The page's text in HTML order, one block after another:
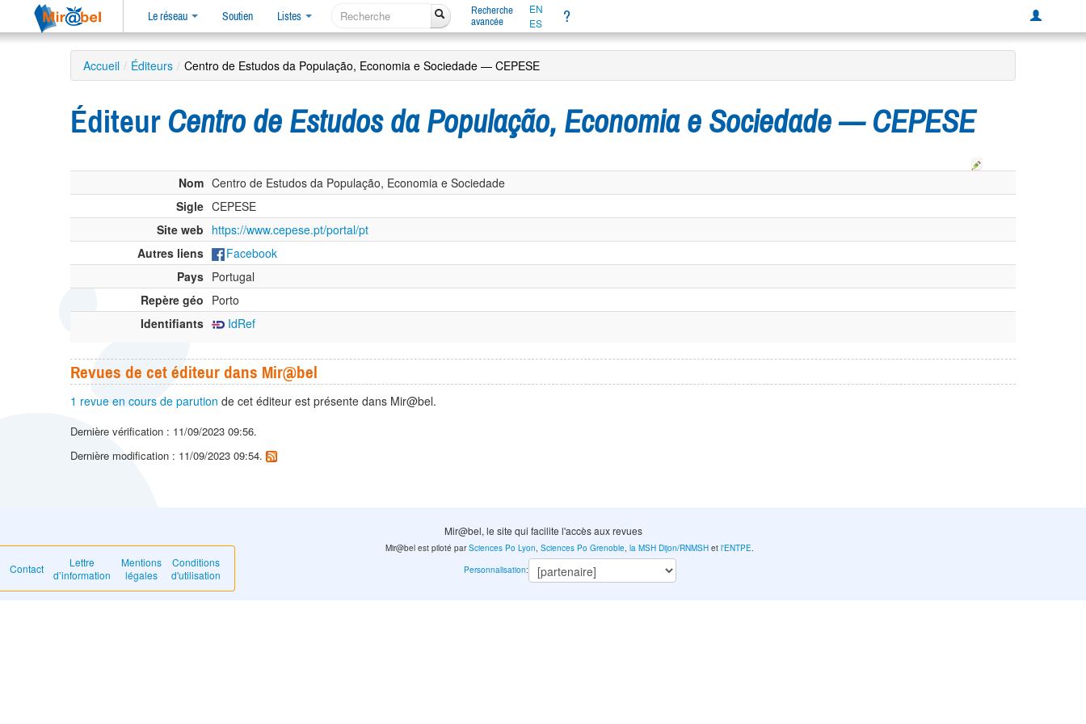
Le réseau Soutien Listes
Recherche
avancée
EN
ES
?
Accueil / Éditeurs / Centro de Estudos da População, Economia e Sociedade — CEPESE
Éditeur Centro de Estudos da População, Economia e Sociedade — CEPESE
Nom Centro de Estudos da População, Economia e Sociedade
Sigle CEPESE
Site web https://www.cepese.pt/portal/pt
Autres liens
Facebook
Pays Portugal
Repère géo Porto
Identifiants
IdRef
Revues de cet éditeur dans Mir@bel
1 revue en cours de parution de cet éditeur est présente dans Mir@bel.
Dernière vérification : 11/09/2023 09:56.
Dernière modification : 11/09/2023 09:54.
Mir@bel, le site qui facilite l'accès aux revues
Contact
Lettre
d’information
Mentions
légales
Conditions
d'utilisation
Mir@bel est piloté parSciences Po Lyon,Sciences Po Grenoble,la MSH Dijon/RNMSH etl'ENTPE.
Personnalisation: